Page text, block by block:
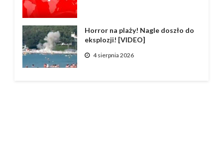
Horror na plaży! Nagle doszło do
eksplozji! [VIDEO]
4 sierpnia 2026